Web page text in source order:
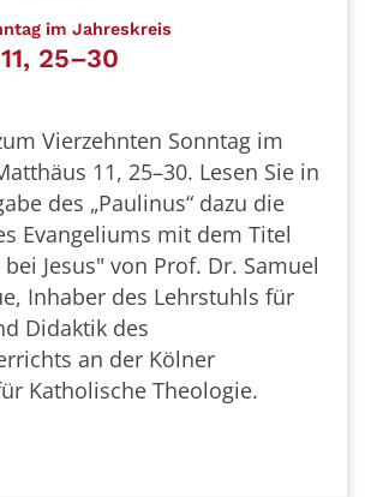
im Jahreskreis
25–30
Vierzehnten Sonntag im
11, 25–30. Lesen Sie in
des „Paulinus“ dazu die
Evangeliums mit dem Titel
Jesus" von Prof. Dr. Samuel
Inhaber des Lehrstuhls für
Didaktik des
an der Kölner
Katholische Theologie.